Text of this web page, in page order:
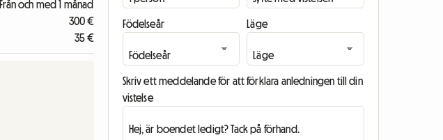
Från och med 1 månad
300 €
35 €
Födelseår Läge
Skriv ett meddelande för att förklara anledningen till din
vistelse